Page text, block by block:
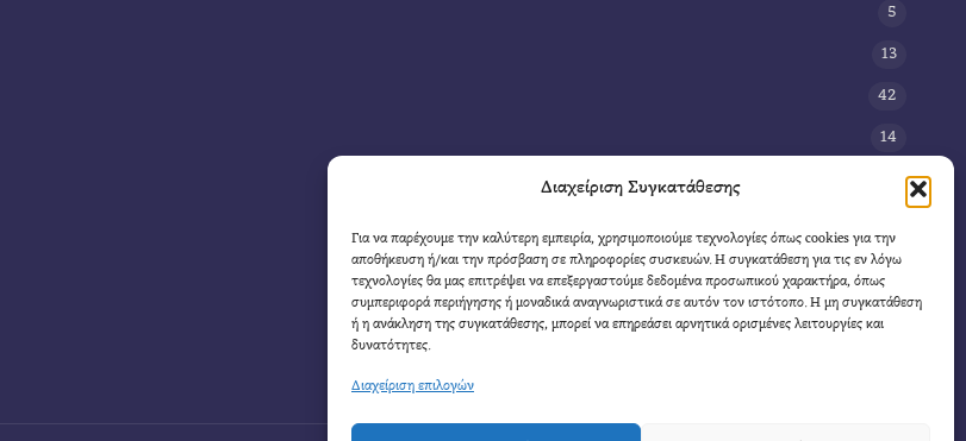
Διαχείριση Συγκατάθεσης
Για να παρέχουμε την καλύτερη εμπειρία, χρησιμοποιούμε τεχνολογίες όπως cookies για την
αποθήκευση ή/και την πρόσβαση σε πληροφορίες συσκευών. Η συγκατάθεση για τις εν λόγω
τεχνολογίες θα μας επιτρέψει να επεξεργαστούμε δεδομένα προσωπικού χαρακτήρα, όπως
συμπεριφορά περιήγησης ή μοναδικά αναγνωριστικά σε αυτόν τον ιστότοπο. Η μη συγκατάθεση
ή η ανάκληση της συγκατάθεσης, μπορεί να επηρεάσει αρνητικά ορισμένες λειτουργίες και
δυνατότητες.
Διαχείριση επιλογών
5
13
42
14
11
4